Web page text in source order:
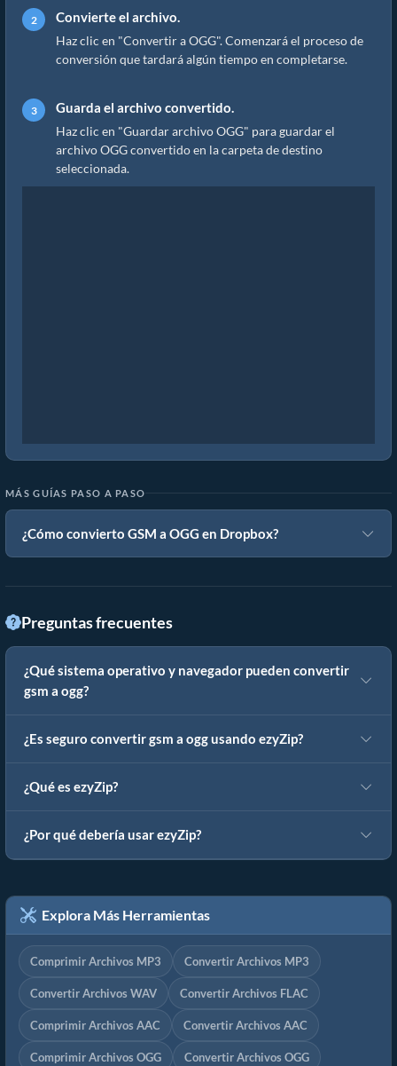
Convierte el archivo.
Haz clic en "Convertir a OGG". Comenzará el proceso de
conversión que tardará algún tiempo en completarse.
Guarda el archivo convertido.
Haz clic en "Guardar archivo OGG" para guardar el
archivo OGG convertido en la carpeta de destino
seleccionada.
MÁS GUÍAS PASO A PASO
¿Cómo convierto GSM a OGG en Dropbox?
Preguntas frecuentes
¿Qué sistema operativo y navegador pueden convertir
gsm a ogg?
¿Es seguro convertir gsm a ogg usando ezyZip?
¿Qué es ezyZip?
¿Por qué debería usar ezyZip?
Explora Más Herramientas
Comprimir Archivos MP3 Convertir Archivos MP3
Convertir Archivos WAV Convertir Archivos FLAC
Comprimir Archivos AAC Convertir Archivos AAC
Comprimir Archivos OGG Convertir Archivos OGG